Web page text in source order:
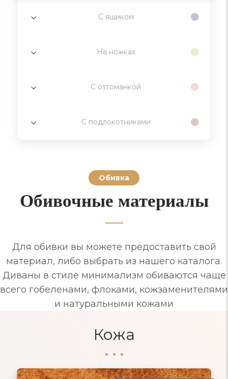
С ящиком
На ножках
С оттоманкой
С подлокотниками
Обивка
Обивочные материалы
Для обивки вы можете предоставить свой
материал, либо выбрать из нашего каталога.
Диваны в стиле минимализм обиваются чаще
всего гобеленами, флоками, кожзаменителями
и натуральными кожами
Кожа